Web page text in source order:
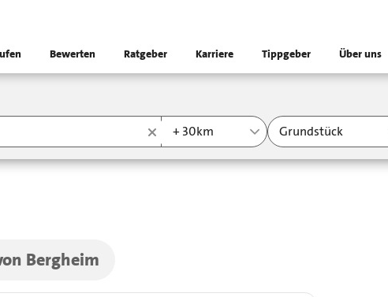
Bewerten Ratgeber Karriere Tippgeber Über uns
+ 30km Grundstück
Bergheim